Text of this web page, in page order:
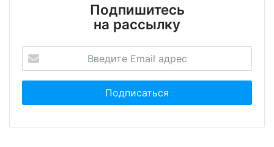
Подпишитесь
на рассылку